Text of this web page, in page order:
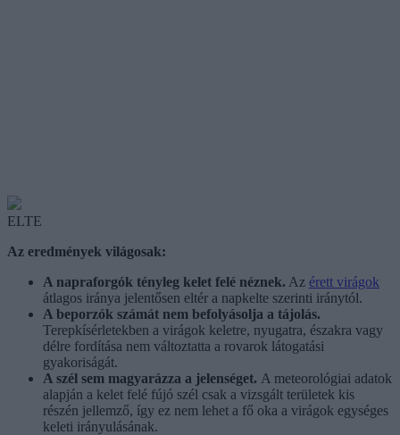
ELTE
Az eredmények világosak:
A napraforgók tényleg kelet felé néznek. Az érett virágok
átlagos iránya jelentősen eltér a napkelte szerinti iránytól.
A beporzók számát nem befolyásolja a tájolás.
Terepkísérletekben a virágok keletre, nyugatra, északra vagy
délre fordítása nem változtatta a rovarok látogatási
gyakoriságát.
A szél sem magyarázza a jelenséget. A meteorológiai adatok
alapján a kelet felé fújó szél csak a vizsgált területek kis
részén jellemző, így ez nem lehet a fő oka a virágok egységes
keleti irányulásának.